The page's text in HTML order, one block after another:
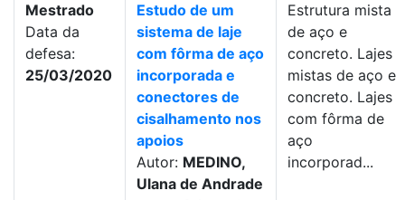
Mestrado
Data da
defesa:
25/03/2020
Estudo de um
sistema de laje
com fôrma de aço
incorporada e
conectores de
cisalhamento nos
apoios
Autor: MEDINO,
Ulana de Andrade
Estrutura mista
de aço e
concreto. Lajes
mistas de aço e
concreto. Lajes
com fôrma de
aço
incorporad...